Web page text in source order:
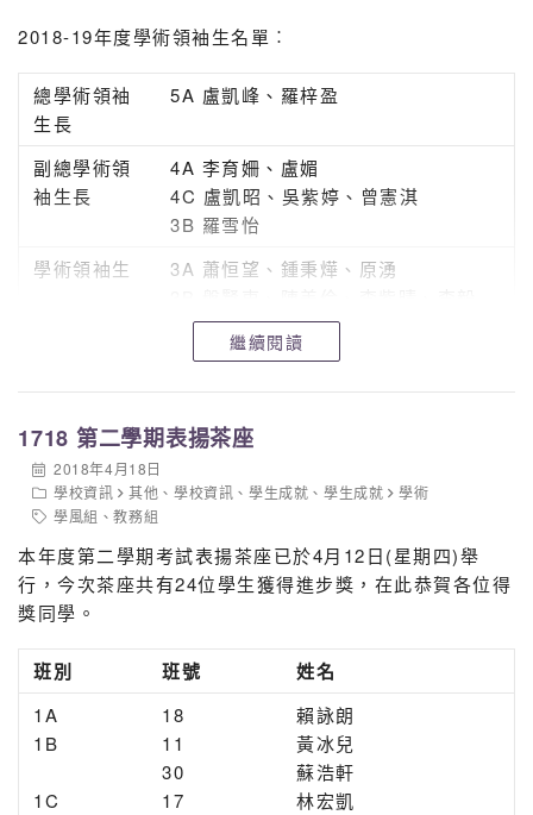
通識科
3A 2
陳敏靖
3C
11
3D
27 余康年
4C
24
葉祖偉
鄭幸兒
劉逸妍
2018-19年度學術領袖生名單︰
總學術領袖
生長
5A 盧凱峰、羅梓盈
副總學術領
袖生長
4A 李育姍、盧媚
4C 盧凱昭、吳紫婷、曾憲淇
3B 羅雪怡
學術領袖生
3A 蕭恒望、鍾秉燁、原湧
儀、鄭茹心、蔡嘉希、 陳
奕瑤、張鎧琪、胡曉晴
希、傅永樂、王俊宇、 程
栢廉
棋、陳保兒
5A 陸嘉浩、曾穎瑜
繼續閱讀
1718 第二學期表揚茶座
2018年4月18日
學校資訊
其他 、學校資訊 、學生成就 、學生成就
學術
學風組 、教務組
本年度第二學期考試表揚茶座已於4月12日(星期四)舉
行，今次茶座共有24位學生獲得進步獎，在此恭賀各位得
獎同學。
班別 班號 姓名
1A
1B
1C
18
11
30
17
賴詠朗
黃冰兒
蘇浩軒
林宏凱